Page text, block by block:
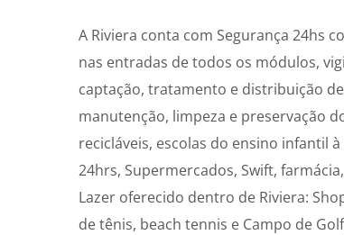
A Riviera conta com Segurança 24hs
nas entradas de todos os módulos,
captação, tratamento e distribuição
manutenção, limpeza e preservação
recicláveis, escolas do ensino infantil
24hrs, Supermercados, Swift,
Lazer oferecido dentro de Riviera:
de tênis, beach tennis e Campo de